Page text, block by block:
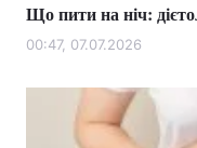
Що пити на ніч:
00:47, 07.07.2026